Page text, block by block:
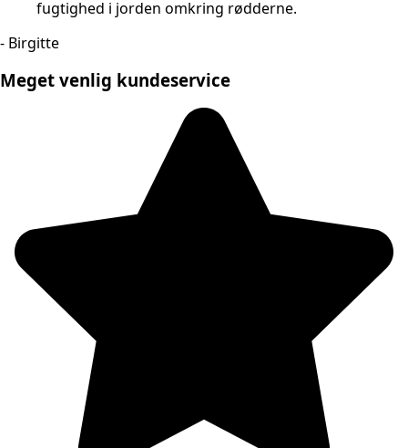
fugtighed i jorden omkring rødderne.
- Birgitte
Meget venlig kundeservice